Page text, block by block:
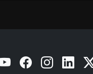
YouTube Facebook Instagram